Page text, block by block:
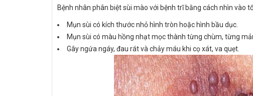
Bệnh nhân phân biệt sùi mào với bệnh trĩ bằng cách nhìn vào
Mụn sùi có kích thước nhỏ hình tròn hoặc hình bầu dục.
Mụn sùi có màu hồng nhạt mọc thành từng chùm, từng
Gây ngứa ngáy, đau rát và chảy máu khi cọ xát, va quẹt.